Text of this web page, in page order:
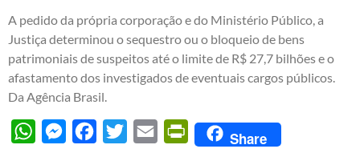
A pedido da própria corporação e do Ministério Público, a
Justiça determinou o sequestro ou o bloqueio de bens
patrimoniais de suspeitos até o limite de R$ 27,7 bilhões e o
afastamento dos investigados de eventuais cargos públicos.
Da Agência Brasil.
WhatsAppMessengerFacebook
Twitter Email PrintFriendly
Share